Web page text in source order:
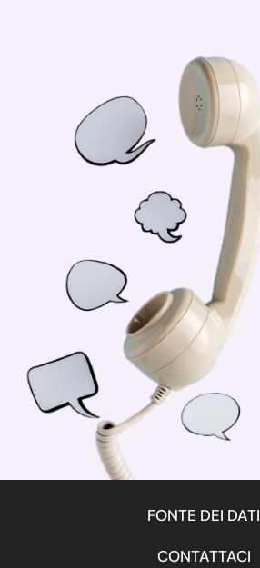
FONTE DEI DATI
CONTATTACI